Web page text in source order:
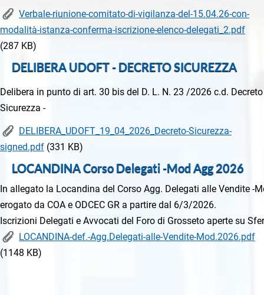
Verbale-riunione-comitato-di-vigilanza-del-15.04.26-con-
modalità-istanza-conferma-iscrizione-elenco-delegati_2.pdf
(287 KB)
DELIBERA UDOFT - DECRETO SICUREZZA
Delibera in punto di art. 30 bis del D. L. N. 23 /2026 c.d. Decreto
Sicurezza -
DELIBERA_UDOFT_19_04_2026_Decreto-Sicurezza-
signed.pdf (331 KB)
LOCANDINA Corso Delegati -Mod Agg 2026
In allegato la Locandina del Corso Agg. Delegati alle Vendite -
erogato da COA e ODCEC GR a partire dal 6/3/2026.
Iscrizioni Delegati e Avvocati del Foro di Grosseto aperte su
LOCANDINA-def.-Agg.Delegati-alle-Vendite-Mod.2026.pdf
(1148 KB)